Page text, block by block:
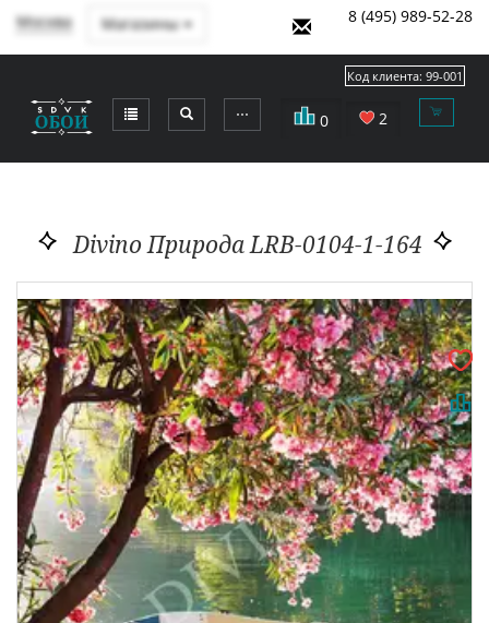
Москва Магазины 8 (495) 989-52-28
⋯ 0 2
Код клиента: 99-001
Divino Природа LRB-0104-1-164